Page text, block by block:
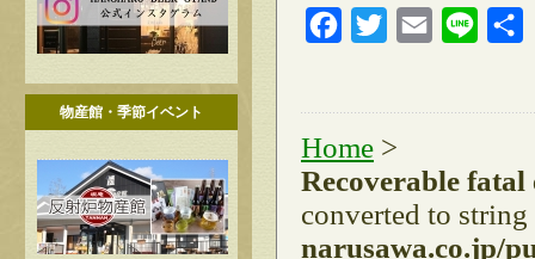
物産館・季節イベント
FacebookTwitter Email Line
Home >
Recoverable
converted to
narusawa.co.jp/